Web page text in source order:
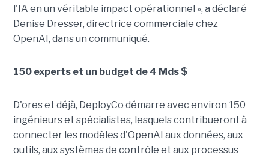
l'IA en un véritable impact opérationnel », a déclaré
Denise Dresser, directrice commerciale chez
OpenAI, dans un communiqué.
150 experts et un budget de 4 Mds $
D'ores et déjà, DeployCo démarre avec environ 150
ingénieurs et spécialistes, lesquels contribueront à
connecter les modèles d'OpenAI aux données, aux
outils, aux systèmes de contrôle et aux processus